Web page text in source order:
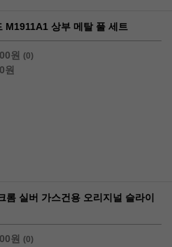
M1911A1 상부 메탈 풀 세트
원 (0)
원
롬 실버 가스건용 오리지널 슬라이
원 (0)